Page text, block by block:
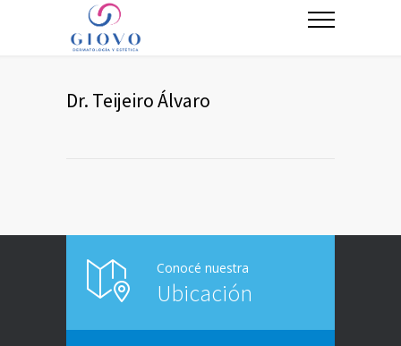
Dr. Teijeiro Álvaro
Conocé nuestra
Ubicación